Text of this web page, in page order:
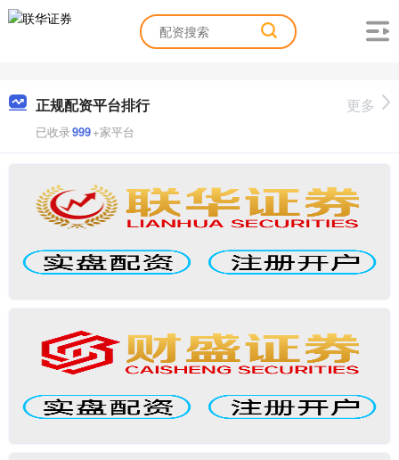
正规配资平台排行
已收录999+家平台
更多